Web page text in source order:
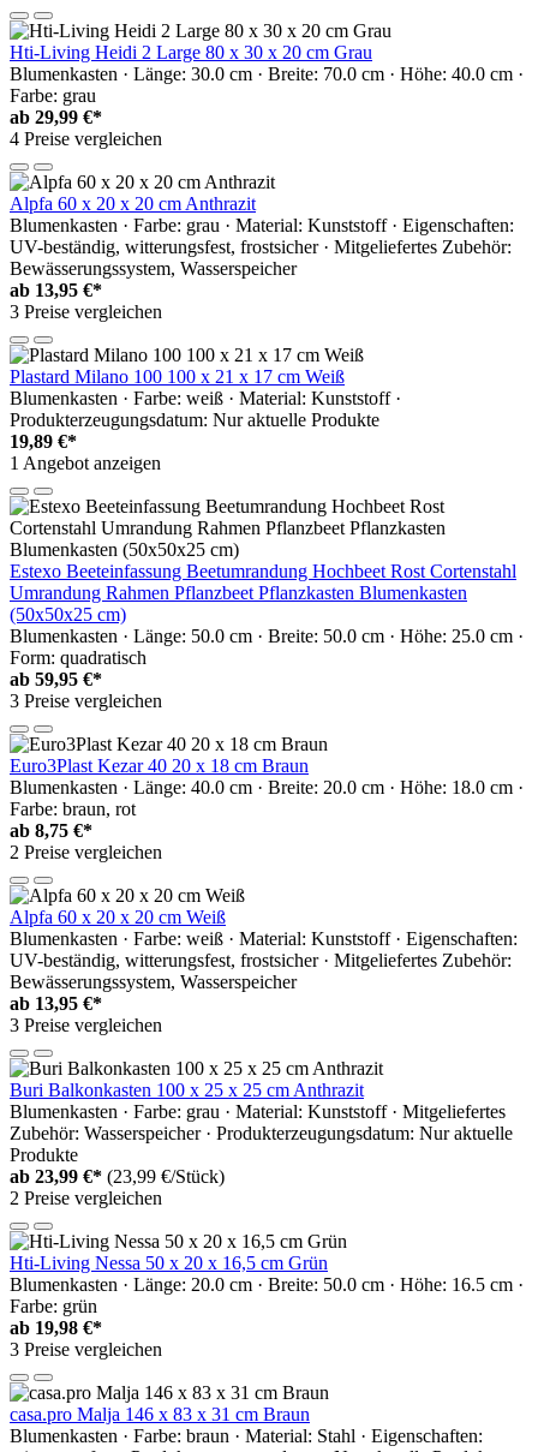
Hti-Living Heidi 2 Large 80 x 30 x 20 cm Grau
Blumenkasten · Länge: 30.0 cm · Breite: 70.0 cm · Höhe: 40.0 cm ·
Farbe: grau
ab 29,99 €*
4 Preise vergleichen
Alpfa 60 x 20 x 20 cm Anthrazit
Blumenkasten · Farbe: grau · Material: Kunststoff · Eigenschaften:
UV-beständig, witterungsfest, frostsicher · Mitgeliefertes Zubehör:
Bewässerungssystem, Wasserspeicher
ab 13,95 €*
3 Preise vergleichen
Plastard Milano 100 100 x 21 x 17 cm Weiß
Blumenkasten · Farbe: weiß · Material: Kunststoff ·
Produkterzeugungsdatum: Nur aktuelle Produkte
19,89 €*
1 Angebot anzeigen
Estexo Beeteinfassung Beetumrandung Hochbeet Rost Cortenstahl
Umrandung Rahmen Pflanzbeet Pflanzkasten Blumenkasten
(50x50x25 cm)
Blumenkasten · Länge: 50.0 cm · Breite: 50.0 cm · Höhe: 25.0 cm ·
Form: quadratisch
ab 59,95 €*
3 Preise vergleichen
Euro3Plast Kezar 40 20 x 18 cm Braun
Blumenkasten · Länge: 40.0 cm · Breite: 20.0 cm · Höhe: 18.0 cm ·
Farbe: braun, rot
ab 8,75 €*
2 Preise vergleichen
Alpfa 60 x 20 x 20 cm Weiß
Blumenkasten · Farbe: weiß · Material: Kunststoff · Eigenschaften:
UV-beständig, witterungsfest, frostsicher · Mitgeliefertes Zubehör:
Bewässerungssystem, Wasserspeicher
ab 13,95 €*
3 Preise vergleichen
Buri Balkonkasten 100 x 25 x 25 cm Anthrazit
Blumenkasten · Farbe: grau · Material: Kunststoff · Mitgeliefertes
Zubehör: Wasserspeicher · Produkterzeugungsdatum: Nur aktuelle
Produkte
ab 23,99 €* (23,99 €/Stück)
2 Preise vergleichen
Hti-Living Nessa 50 x 20 x 16,5 cm Grün
Blumenkasten · Länge: 20.0 cm · Breite: 50.0 cm · Höhe: 16.5 cm ·
Farbe: grün
ab 19,98 €*
3 Preise vergleichen
casa.pro Malja 146 x 83 x 31 cm Braun
Blumenkasten · Farbe: braun · Material: Stahl · Eigenschaften: